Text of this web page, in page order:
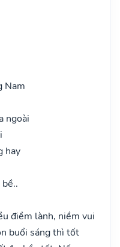
Nam
ngoài
hay
điềm lành, niềm vui
buổi sáng thì tốt